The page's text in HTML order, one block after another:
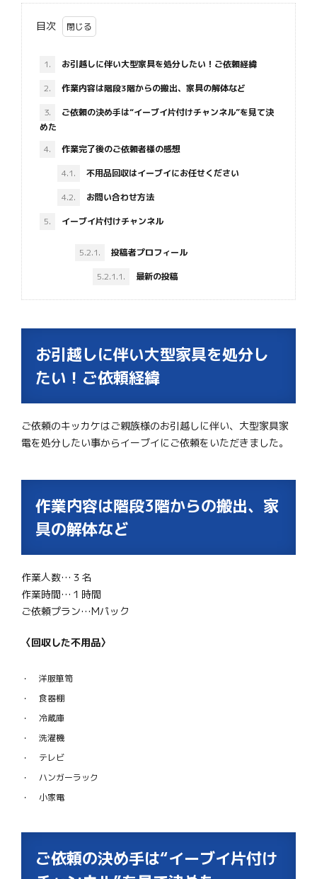
目次
1.
お引越しに伴い大型家具を処分したい！ご依頼経緯
2.
作業内容は階段3階からの搬出、家具の解体など
3.
ご依頼の決め手は“イーブイ片付けチャンネル”を見て決
めた
4.
作業完了後のご依頼者様の感想
4.1.
不用品回収はイーブイにお任せください
4.2.
お問い合わせ方法
5.
イーブイ片付けチャンネル
5.2.1.
投稿者プロフィール
5.2.1.1.
最新の投稿
お引越しに伴い大型家具を処分し
たい！ご依頼経緯
ご依頼のキッカケはご親族様のお引越しに伴い、大型家具家
電を処分したい事からイーブイにご依頼をいただきました。
作業内容は階段3階からの搬出、家
具の解体など
作業人数…３名
作業時間…１時間
ご依頼プラン…Mパック
〈回収した不用品〉
洋服箪笥
食器棚
冷蔵庫
洗濯機
テレビ
ハンガーラック
小家電
ご依頼の決め手は“イーブイ片付け